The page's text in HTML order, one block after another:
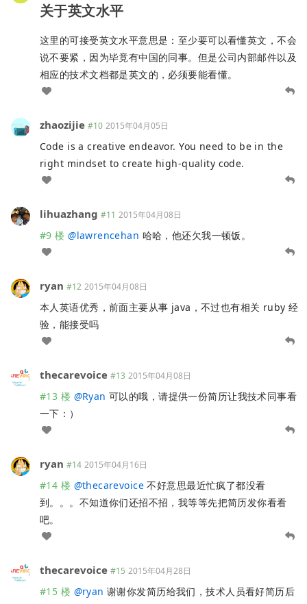
关于英文水平
这里的可接受英文水平意思是：至少要可以看懂英文，不会
说不要紧，因为毕竟有中国的同事。但是公司内部邮件以及
相应的技术文档都是英文的，必须要能看懂。
zhaozijie #10 2015年04月05日
Code is a creative endeavor. You need to be in the
right mindset to create high-quality code.
lihuazhang #11 2015年04月08日
#9 楼 @lawrencehan 哈哈，他还欠我一顿饭。
ryan #12 2015年04月08日
本人英语优秀，前面主要从事 java，不过也有相关 ruby 经
验，能接受吗
thecarevoice #13 2015年04月08日
#13 楼 @Ryan 可以的哦，请提供一份简历让我技术同事看
一下：）
ryan #14 2015年04月16日
#14 楼 @thecarevoice 不好意思最近忙疯了都没看
到。。。不知道你们还招不招，我等等先把简历发你看看
吧。
thecarevoice #15 2015年04月28日
#15 楼 @ryan 谢谢你发简历给我们，技术人员看好简历后